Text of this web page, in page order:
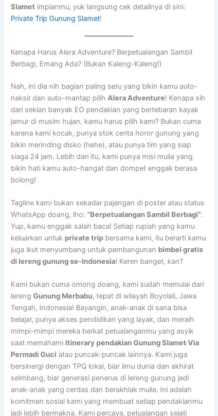
Slamet impianmu, yuk langsung cek detailnya di sini:
Private Trip Gunung Slamet!
Kenapa Harus Alera Adventure? Berpetualangan Sambil
Berbagi, Emang Ada? (Bukan Kaleng-Kaleng!)
Nah, ini dia nih bagian paling seru yang bikin kamu auto-
naksir dan auto-mantap pilihAlera Adventure! Kenapa sih
dari sekian banyak EO pendakian yang bertebaran kayak
jamur di musim hujan, kamu harus pilih kami? Bukan cuma
karena kami kocak, punya stok cerita horor gunung yang
bikin merinding disko (hehe), atau punya tim yang siap
siaga 24 jam. Lebih dari itu, kami punya misi mulia yang
bikin hati kamu auto-hangat dan dompet enggak berasa
bolong!
Tagline kami bukan sekadar pajangan di poster atau status
WhatsApp doang, lho: “Berpetualangan Sambil Berbagi”.
Yup, kamu enggak salah baca! Setiap rupiah yang kamu
keluarkan untuk private trip bersama kami, itu berarti kamu
juga ikut menyumbang untuk pembangunan bimbel gratis
di lereng gunung se-Indonesia! Keren banget, kan?
Kami bukan cuma omong doang, kami sudah memulai dari
lerengGunung Merbabu, tepat di wilayah Boyolali, Jawa
Tengah, Indonesia! Bayangin, anak-anak di sana bisa
belajar, punya akses pendidikan yang layak, dan meraih
mimpi-mimpi mereka berkat petualanganmu yang asyik
saat memahami itinerary pendakian Gunung Slamet Via
Permadi Guci atau puncak-puncak lainnya. Kami juga
bersinergi dengan TPQ lokal, biar ilmu dunia dan akhirat
seimbang, biar generasi penerus di lereng gunung jadi
anak-anak yang cerdas dan berakhlak mulia. Ini adalah
komitmen sosial kami yang membuat setiap pendakianmu
jadi lebih bermakna. Kami percaya, petualangan sejati